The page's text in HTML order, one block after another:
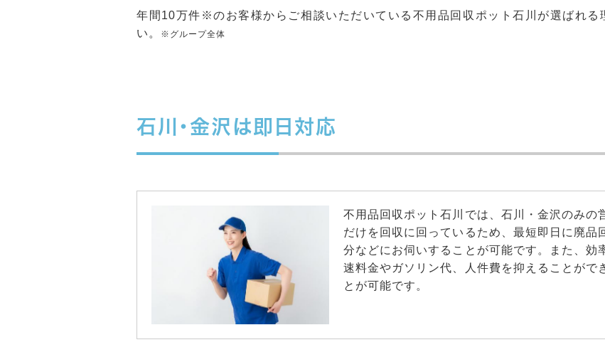
年間10万件※のお客様からご相談いただいている不用品回収ポット石川が選ばれる
い。
※グループ全体
石川・金沢は即日対応
不用品回収ポット石川では、石川・金沢のみの
だけを回収に回っているため、最短即日に廃品
分などにお伺いすることが可能です。また、効
速料金やガソリン代、人件費を抑えることがで
とが可能です。